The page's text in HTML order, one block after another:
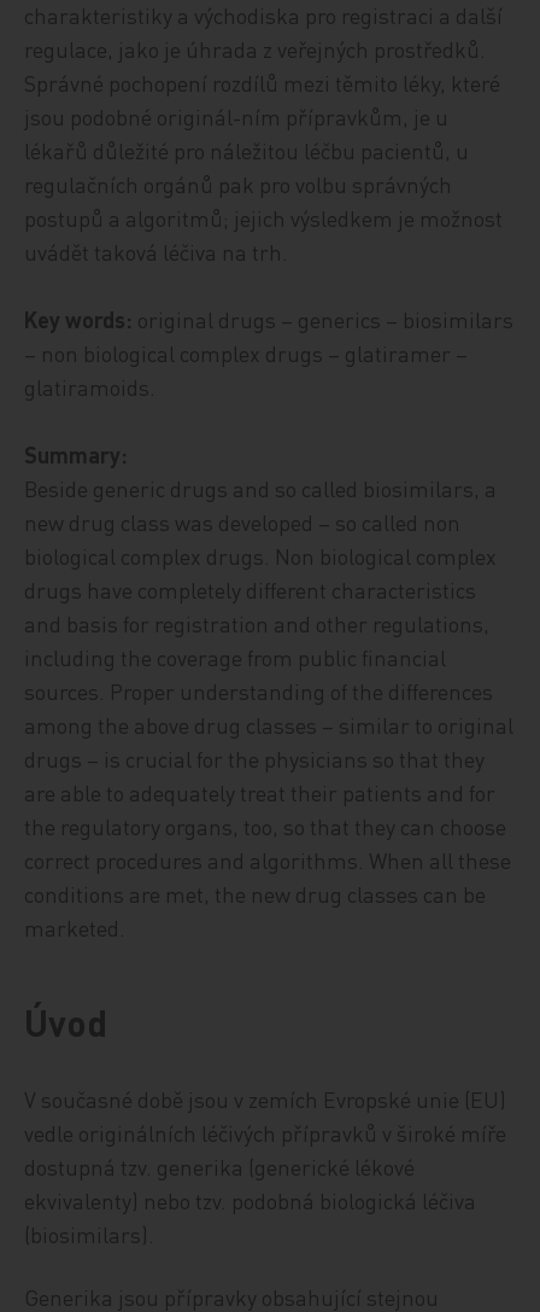
charakteristiky a východiska pro registraci a další
regulace, jako je úhrada z veřejných prostředků.
Správné pochopení rozdílů mezi těmito léky, které
jsou podobné originál-ním přípravkům, je u
lékařů důležité pro náležitou léčbu pacientů, u
regulačních orgánů pak pro volbu správných
postupů a algoritmů; jejich výsledkem je možnost
uvádět taková léčiva na trh.
Key words: original drugs – generics – biosimilars
– non biological complex drugs – glatiramer –
glatiramoids.
Summary:
Beside generic drugs and so called biosimilars, a
new drug class was developed – so called non
biological complex drugs. Non biological complex
drugs have completely different characteristics
and basis for registration and other regulations,
including the coverage from public financial
sources. Proper understanding of the differences
among the above drug classes – similar to original
drugs – is crucial for the physicians so that they
are able to adequately treat their patients and for
the regulatory organs, too, so that they can choose
correct procedures and algorithms. When all these
conditions are met, the new drug classes can be
marketed.
Úvod
V současné době jsou v zemích Evropské unie (EU)
vedle originálních léčivých přípravků v široké míře
dostupná tzv. generika (generické lékové
ekvivalenty) nebo tzv. podobná biologická léčiva
(biosimilars).
Generika jsou přípravky obsahující stejnou